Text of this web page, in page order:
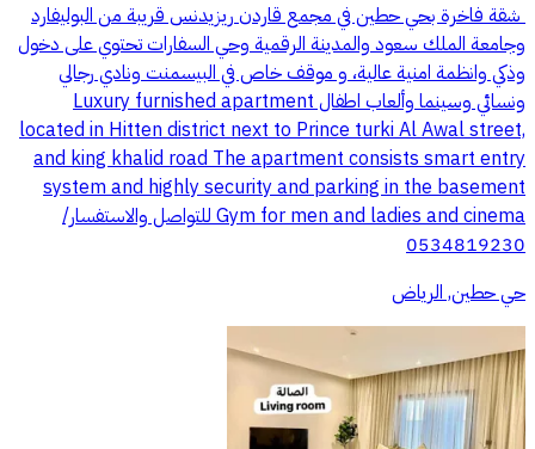
‎ شقة فاخرة بحي حطين في مجمع قاردن ريزيدنس قريبة من البوليفارد
وجامعة الملك سعود والمدينة الرقمية وحي السفارات ‎تحتوي على دخول
وذكي وانظمة امنية عالية، و موقف خاص في البيسمنت ونادي رجالي
ونسائي وسينما وألعاب اطفال Luxury furnished apartment
located in Hitten district next to Prince turki Al Awal street,
and king khalid road The apartment consists smart entry
system and highly security and parking in the basement
Gym for men and ladies and cinema للتواصل والاستفسار/
0534819230
حي حطين, الرياض